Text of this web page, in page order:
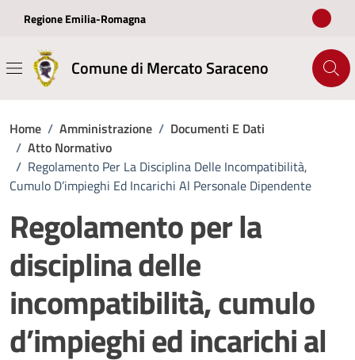
Regione Emilia-Romagna
Comune di Mercato Saraceno
Home / Amministrazione / Documenti E Dati
/ Atto Normativo
/ Regolamento Per La Disciplina Delle Incompatibilità,
Cumulo D’impieghi Ed Incarichi Al Personale Dipendente
Regolamento per la
disciplina delle
incompatibilità, cumulo
d’impieghi ed incarichi al